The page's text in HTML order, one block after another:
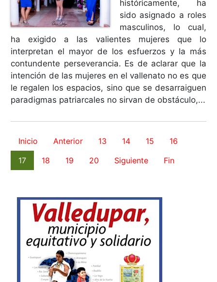
históricamente, ha
sido asignado a roles
masculinos, lo cual,
ha exigido a las valientes mujeres que lo
interpretan el mayor de los esfuerzos y la más
contundente perseverancia. Es de aclarar que la
intención de las mujeres en el vallenato no es que
le regalen los espacios, sino que se desarraiguen
paradigmas patriarcales no sirvan de obstáculo,...
Inicio Anterior 13 14 15
16
17
18 19 20 Siguiente Fin